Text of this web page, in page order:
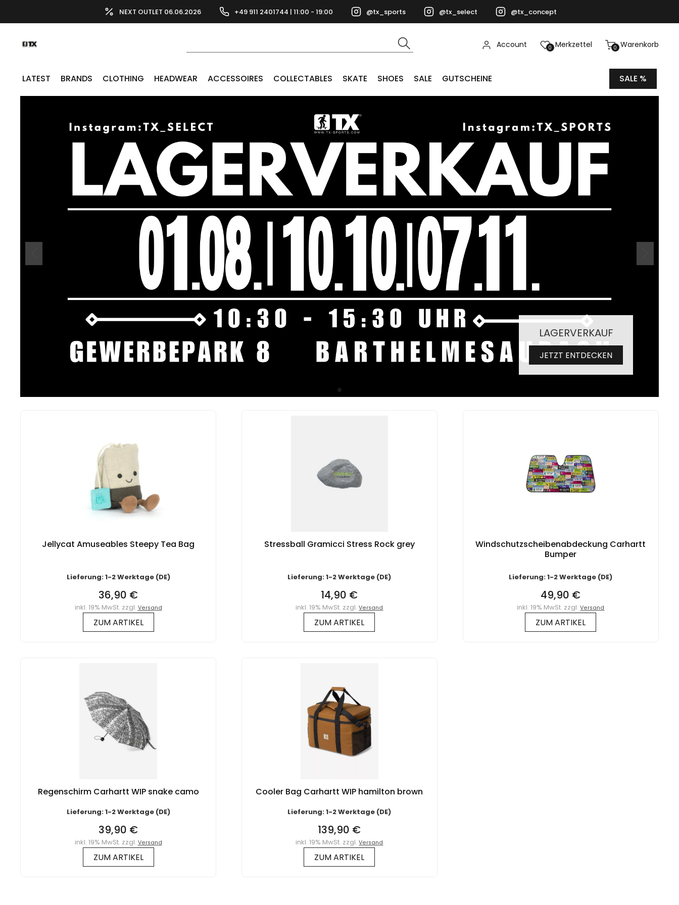
NEXT OUTLET 06.06.2026 +49 911 2401744 | 11:00 - 19:00 @tx_sports @tx_select @tx_concept
0 Warenkorb
0 Merkzettel
Account
LATEST BRANDS CLOTHING HEADWEAR ACCESSOIRES COLLECTABLES SKATE SHOES SALE GUTSCHEINE SALE %
LAGERVERKAUF
JETZT ENTDECKEN
Jellycat Amuseables Steepy Tea Bag
Lieferung: 1-2 Werktage (DE)
36,90 €
inkl. 19% MwSt. zzgl. Versand
ZUM ARTIKEL
Stressball Gramicci Stress Rock grey
Lieferung: 1-2 Werktage (DE)
14,90 €
inkl. 19% MwSt. zzgl.Versand
ZUM ARTIKEL
Windschutzscheibenabdeckung Carhartt
Bumper
Lieferung: 1-2 Werktage (DE)
49,90 €
inkl. 19% MwSt. zzgl.Versand
ZUM ARTIKEL
Regenschirm Carhartt WIP snake camo
Lieferung: 1-2 Werktage (DE)
39,90 €
inkl. 19% MwSt. zzgl. Versand
ZUM ARTIKEL
Cooler Bag Carhartt WIP hamilton brown
Lieferung: 1-2 Werktage (DE)
139,90 €
inkl. 19% MwSt. zzgl.Versand
ZUM ARTIKEL